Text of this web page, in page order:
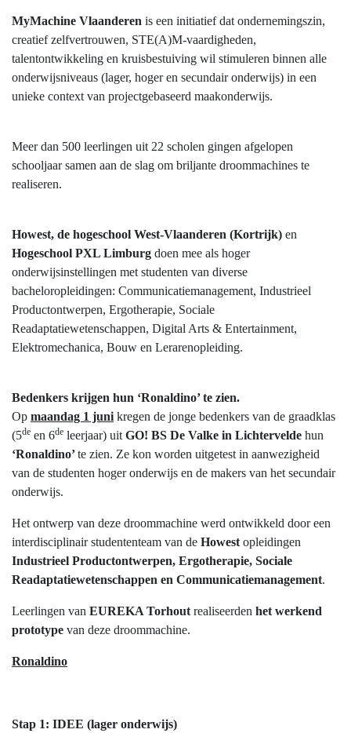
MyMachine Vlaanderen is een initiatief dat ondernemingszin,
creatief zelfvertrouwen, STE(A)M-vaardigheden,
talentontwikkeling en kruisbestuiving wil stimuleren binnen alle
onderwijsniveaus (lager, hoger en secundair onderwijs) in een
unieke context van projectgebaseerd maakonderwijs.
Meer dan 500 leerlingen uit 22 scholen gingen afgelopen
schooljaar samen aan de slag om briljante droommachines te
realiseren.
Howest, de hogeschool West-Vlaanderen (Kortrijk) en
Hogeschool PXL Limburg doen mee als hoger
onderwijsinstellingen met studenten van diverse
bacheloropleidingen: Communicatiemanagement, Industrieel
Productontwerpen, Ergotherapie, Sociale
Readaptatiewetenschappen, Digital Arts & Entertainment,
Elektromechanica, Bouw en Lerarenopleiding.
Bedenkers krijgen hun ‘Ronaldino’te zien.
Op maandag 1 juni kregen de jonge bedenkers van de graadklas
(5de en 6de leerjaar) uit GO! BS De Valke in Lichtervelde hun
‘Ronaldino’te zien. Ze kon worden uitgetest in aanwezigheid
van de studenten hoger onderwijs en de makers van het secundair
onderwijs.
Het ontwerp van deze droommachine werd ontwikkeld door een
interdisciplinair studententeam van de Howest opleidingen
Industrieel Productontwerpen, Ergotherapie, Sociale
Readaptatiewetenschappen en Communicatiemanagement.
Leerlingen van EUREKA Torhout realiseerden het werkend
prototype van deze droommachine.
Ronaldino
Stap 1: IDEE (lager onderwijs)